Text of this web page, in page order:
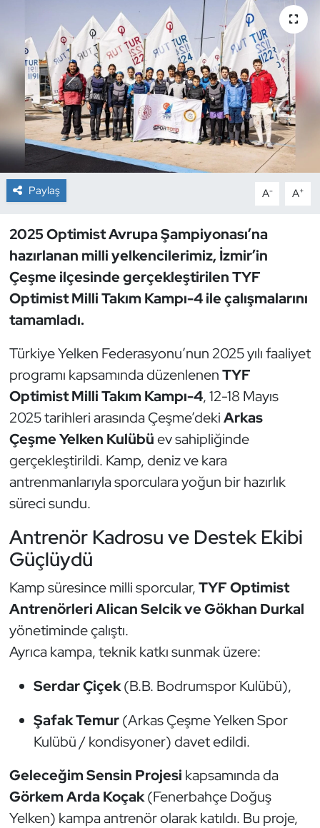
Paylaş A- A+
2025 Optimist Avrupa Şampiyonası’na
hazırlanan milli yelkencilerimiz, İzmir’in
Çeşme ilçesinde gerçekleştirilen TYF
Optimist Milli Takım Kampı-4 ile çalışmalarını
tamamladı.
Türkiye Yelken Federasyonu’nun 2025 yılı faaliyet
programı kapsamında düzenlenenTYF
Optimist Milli Takım Kampı-4, 12-18 Mayıs
2025 tarihleri arasında Çeşme’dekiArkas
Çeşme Yelken Kulübüev sahipliğinde
gerçekleştirildi. Kamp, deniz ve kara
antrenmanlarıyla sporculara yoğun bir hazırlık
süreci sundu.
Antrenör Kadrosu ve Destek Ekibi
Güçlüydü
Kamp süresince milli sporcular,TYF Optimist
Antrenörleri Alican Selcik ve Gökhan Durkal
yönetiminde çalıştı.
Ayrıca kampa, teknik katkı sunmak üzere:
Serdar Çiçek(B.B. Bodrumspor Kulübü),
Şafak Temur(Arkas Çeşme Yelken Spor
Kulübü / kondisyoner) davet edildi.
Geleceğim Sensin Projesi kapsamında da
Görkem Arda Koçak(Fenerbahçe Doğuş
Yelken) kampa antrenör olarak katıldı. Bu proje,
Buz Pateni
Çim Hokeyi
Cimnastik
Curling
Dağcılık
Dans Sporları
Dövüş Sanatı
E-Spor
Eskrim
Futsal
Genel
Güreş
Hava Sporları
Hentbol
İşitme Engelli Sporcular
Karate
Kayak
Kempo